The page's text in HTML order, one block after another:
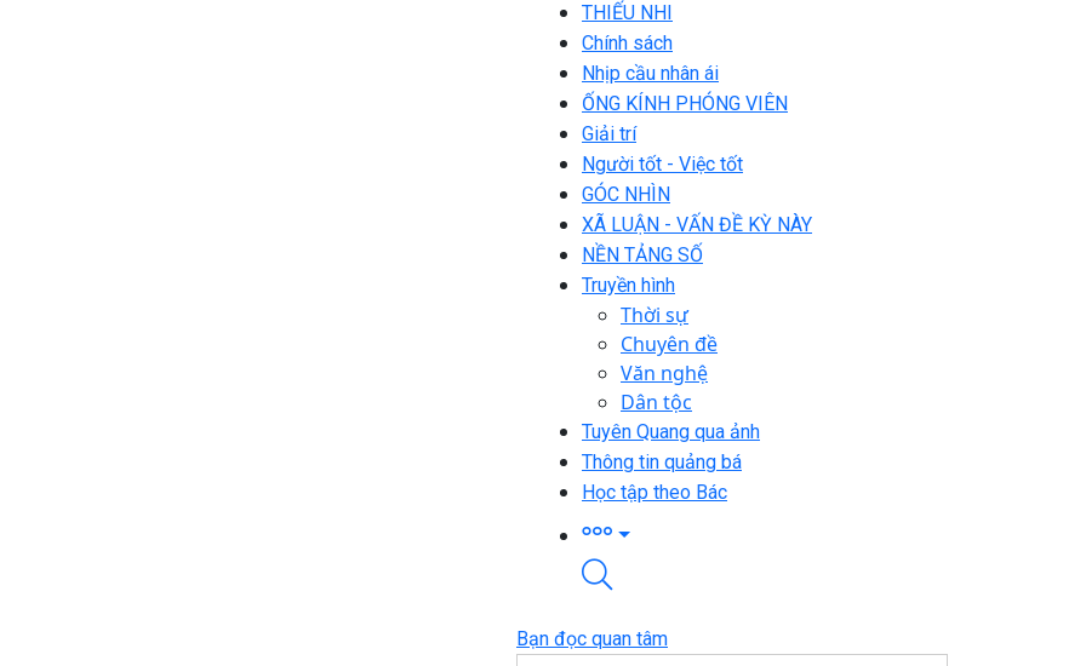
THIẾU NHI
Chính sách
Nhịp cầu nhân ái
ỐNG KÍNH PHÓNG VIÊN
Giải trí
Người tốt - Việc tốt
GÓC NHÌN
XÃ LUẬN - VẤN ĐỀ KỲ NÀY
NỀN TẢNG SỐ
Truyền hình
Thời sự
Chuyên đề
Văn nghệ
Dân tộc
Tuyên Quang qua ảnh
Thông tin quảng bá
Học tập theo Bác
Bạn đọc quan tâm